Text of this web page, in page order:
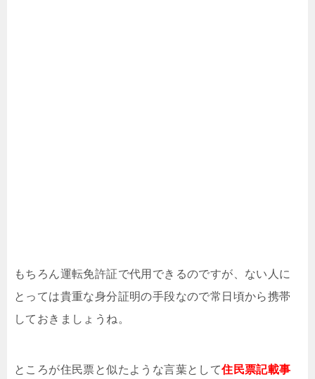
もちろん運転免許証で代用できるのですが、ない人に
とっては貴重な身分証明の手段なので常日頃から携帯
しておきましょうね。
ところが住民票と似たような言葉として住民票記載事